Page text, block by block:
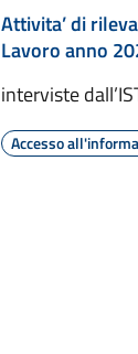
Attivita’ di
Lavoro anno
interviste
Accesso